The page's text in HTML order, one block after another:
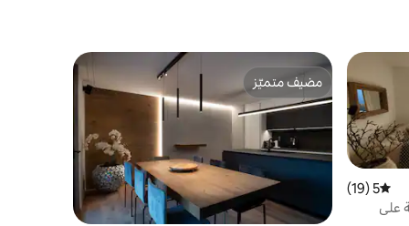
متوسط التقييم 5 من 5، 19 مراجعات
5 (19)
على
مضيف متميّز
مضيف متميّز